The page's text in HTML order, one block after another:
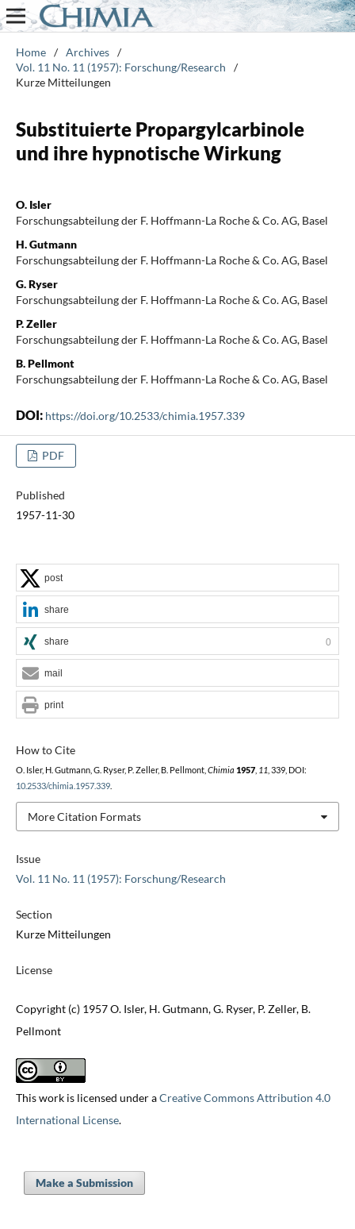
Home / Archives /
Vol. 11 No. 11 (1957): Forschung/Research
/
Kurze Mitteilungen
Substituierte Propargylcarbinole
und ihre hypnotische Wirkung
O. Isler
Forschungsabteilung der F. Hoffmann-La Roche & Co. AG, Basel
H. Gutmann
Forschungsabteilung der F. Hoffmann-La Roche & Co. AG, Basel
G. Ryser
Forschungsabteilung der F. Hoffmann-La Roche & Co. AG, Basel
P. Zeller
Forschungsabteilung der F. Hoffmann-La Roche & Co. AG, Basel
B. Pellmont
Forschungsabteilung der F. Hoffmann-La Roche & Co. AG, Basel
DOI: https://doi.org/10.2533/chimia.1957.339
PDF
Published
1957-11-30
Issue
Vol. 11 No. 11 (1957): Forschung/Research
Section
Kurze Mitteilungen
License
Copyright (c) 1957 O. Isler, H. Gutmann, G. Ryser, P. Zeller, B.
Pellmont
This work is licensed under aCreative Commons Attribution 4.0
International License.
How to Cite
O. Isler, H. Gutmann, G. Ryser, P. Zeller, B. Pellmont, Chimia 1957, 11 , 339, DOI:
10.2533/chimia.1957.339.
More Citation Formats
post
share
share 0
mail
print
Make a Submission